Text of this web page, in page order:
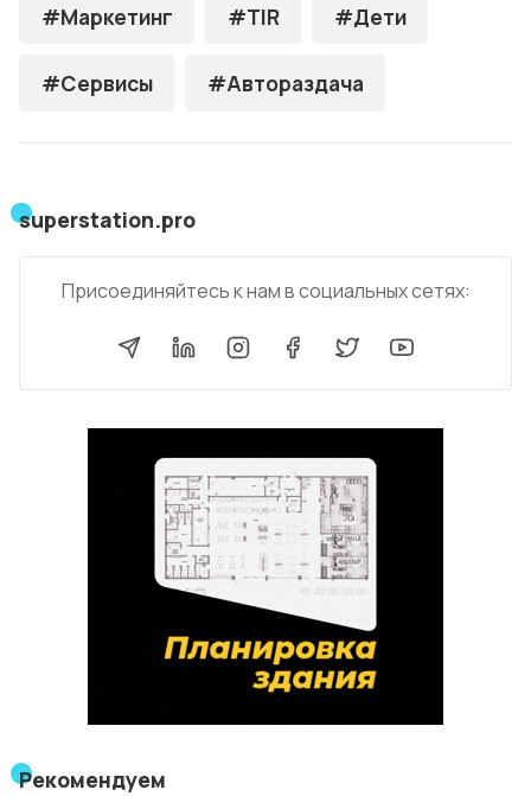
#Маркетинг #TIR #Дети
#Сервисы #Автораздача
superstation.pro
Присоединяйтесь к нам в социальных сетях:
Рекомендуем